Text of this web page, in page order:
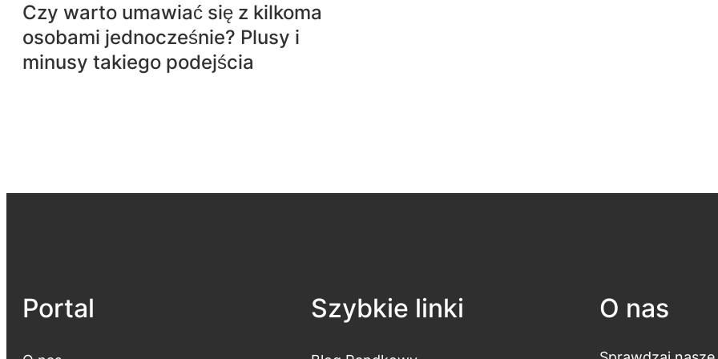
Czy warto umawiać się z kilkoma
osobami jednocześnie? Plusy i
minusy takiego podejścia
Portal Szybkie linki O nas